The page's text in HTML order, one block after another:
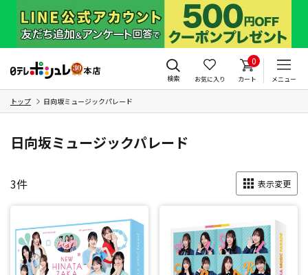
検索 お気に入り
0
カート メニュー
トップ 日向坂ミュージックパレード
日向坂ミュージックパレード
3件 表示変更